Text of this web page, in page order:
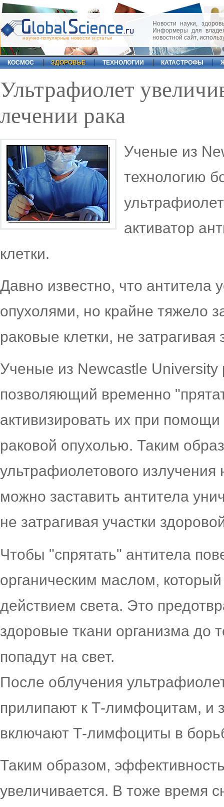
научно-популярные новости и статьи
Новости науки,
Информеры для
новостной сайт,
КОСМОС ЗДОРОВЬЕ ТЕХНОЛОГИИ КАТАСТРОФЫ
Ультрафиолет
лечении рака
Ученые из
технологию
активатор
клетки.
Давно известно, что
опухолями, но крайне тяжело
раковые клетки, не
Ученые из Newcastle University
позволяющий временно
активизировать их при
раковой опухолью. Таким
ультрафиолетового
можно заставить антитела
не затрагивая участки
Чтобы "спрятать" антитела
органическим маслом,
действием света. Это
здоровые ткани организма до
попадут на свет.
После облучения
прилипают к Т-лимфоцитам, и
включают Т-лимфоциты в
Таким образом,
увеличивается. В тоже время